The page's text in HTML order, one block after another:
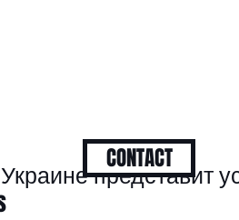
представит
CONTACT